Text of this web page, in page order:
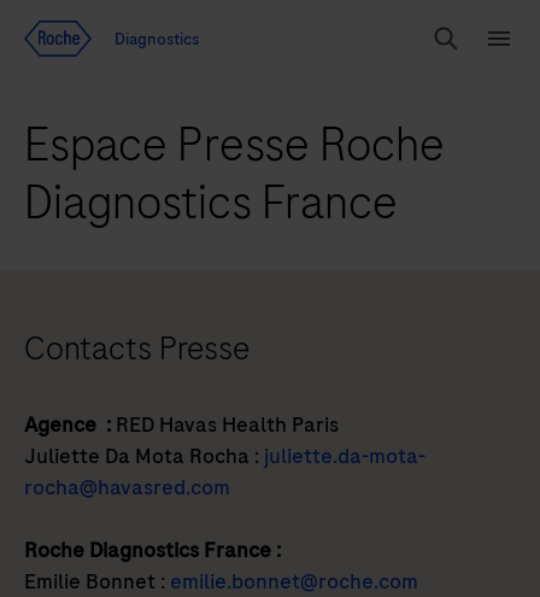
Diagnostics
Chercher
Espace Presse Roche
Diagnostics France
Contacts Presse
Agence : RED Havas Health Paris
Juliette Da Mota Rocha : juliette.da-mota-
rocha@havasred.com
Roche Diagnostics France :
Emilie Bonnet : emilie.bonnet@roche.com